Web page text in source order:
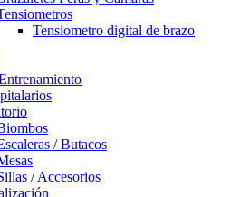
Tensiometro digital de brazo
/ Butacos
/ Accesorios